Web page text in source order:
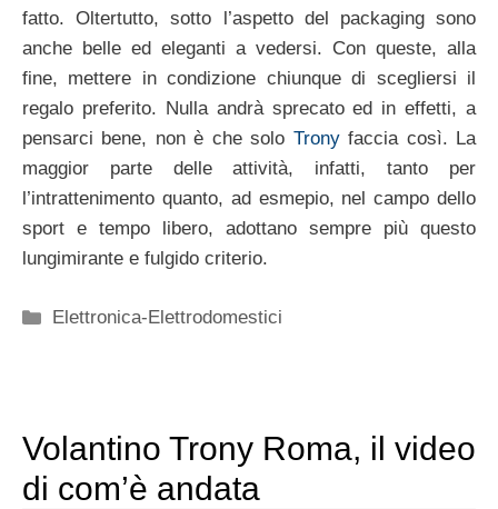
fatto. Oltertutto, sotto l’aspetto del packaging sono
anche belle ed eleganti a vedersi. Con queste, alla
fine, mettere in condizione chiunque di scegliersi il
regalo preferito. Nulla andrà sprecato ed in effetti, a
pensarci bene, non è che solo Tronyfaccia così. La
maggior parte delle attività, infatti, tanto per
l’intrattenimento quanto, ad esmepio, nel campo dello
sport e tempo libero, adottano sempre più questo
lungimirante e fulgido criterio.
Categorie
Elettronica-Elettrodomestici
Volantino Trony Roma, il video
di com’è andata